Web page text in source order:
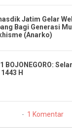
Jatim Gelar
Bagi Generasi
(Anarko)
BOJONEGORO:
H
1 Komentar